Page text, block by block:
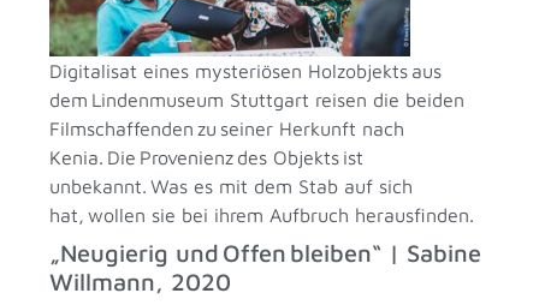
Digitalisat eines mysteriösen Holzobjekts aus
dem Lindenmuseum Stuttgart reisen die beiden
Filmschaffenden zu seiner Herkunft nach
Kenia. Die Provenienz des Objekts ist
unbekannt. Was es mit dem Stab auf sich
hat, wollen sie bei ihrem Aufbruch herausfinden.
„Neugierig und Offen bleiben“ | Sabine
Willmann, 2020